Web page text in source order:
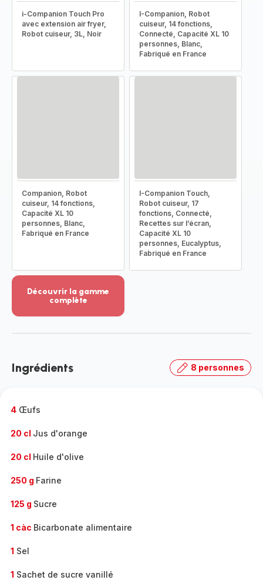
i-Companion Touch Pro
avec extension air fryer,
Robot cuiseur, 3L, Noir
I-Companion, Robot
cuiseur, 14 fonctions,
Connecté, Capacité XL 10
personnes, Blanc,
Fabriqué en France
Companion, Robot
cuiseur, 14 fonctions,
Capacité XL 10
personnes, Blanc,
Fabriqué en France
I-Companion Touch,
Robot cuiseur, 17
fonctions, Connecté,
Recettes sur l’écran,
Capacité XL 10
personnes, Eucalyptus,
Fabriqué en France
Découvrir la gamme
complète
-
gamme
Ingrédients 8 personnes
4 Œufs
20 cl Jus d'orange
20 cl Huile d'olive
250 g Farine
125 g Sucre
1 càc Bicarbonate alimentaire
1 Sel
1 Sachet de sucre vanillé